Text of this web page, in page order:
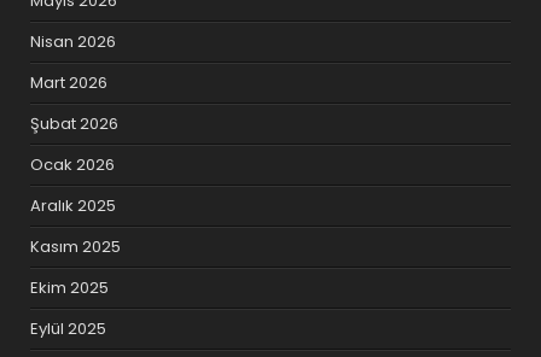
Nisan 2026
Mart 2026
Şubat 2026
Ocak 2026
Aralık 2025
Kasım 2025
Ekim 2025
Eylül 2025